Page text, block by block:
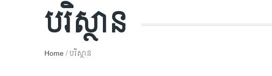
បរិស្ថាន
Breadcrumb
Home បរិស្ថាន